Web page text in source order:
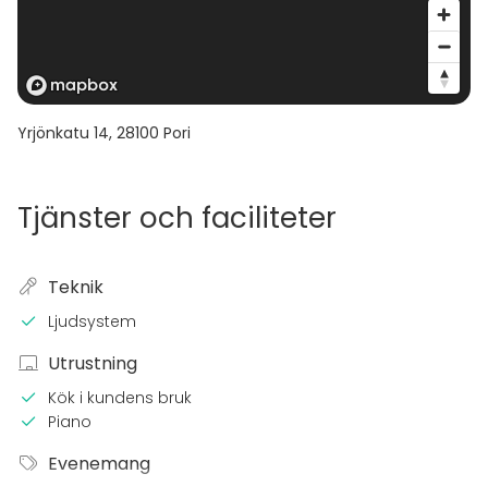
Yrjönkatu 14, 28100 Pori
Tjänster och faciliteter
Teknik
Ljudsystem
Utrustning
Kök i kundens bruk
Piano
Evenemang